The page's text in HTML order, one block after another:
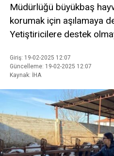
Müdürlüğü büyükbaş
korumak için aşılamaya
Yetiştiricilere destek
Giriş: 19-02-2025 12:07
Güncelleme: 19-02-2025 12:07
Kaynak: İHA